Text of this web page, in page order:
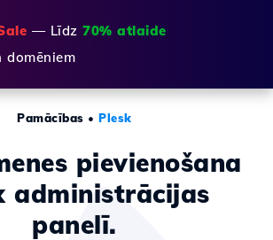
— Līdz 70% atlaide
domēniem
Pamācības •Plesk
pievienošana
administrācijas
panelī.